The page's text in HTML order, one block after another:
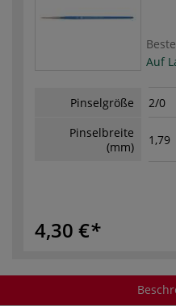
Auf
Pinselgröße
2/0
Pinselbreite
(mm)
1,79
4,30 €